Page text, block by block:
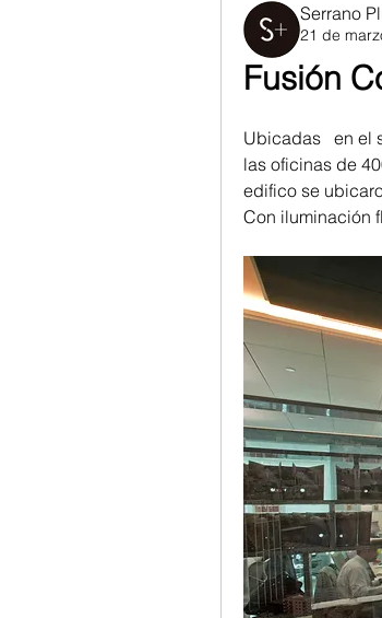
Serrano
21 de
Fusión
Ubicadas   en el
las oficinas de
edifico se
Con iluminación